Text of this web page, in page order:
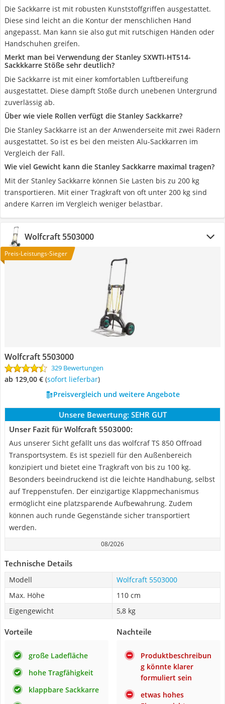
Die Sackkarre ist mit robusten Kunststoffgriffen ausgestattet.
Diese sind leicht an die Kontur der menschlichen Hand
angepasst. Man kann sie also gut mit rutschigen Händen oder
Handschuhen greifen.
Merkt man bei Verwendung der Stanley SXWTI-HT514-
Sackkkarre Stöße sehr deutlich?
Die Sackkarre ist mit einer komfortablen Luftbereifung
ausgestattet. Diese dämpft Stöße durch unebenen Untergrund
zuverlässig ab.
Über wie viele Rollen verfügt die Stanley Sackkarre?
Die Stanley Sackkarre ist an der Anwenderseite mit zwei Rädern
ausgestattet. So ist es bei den meisten Alu-Sackkarren im
Vergleich der Fall.
Wie viel Gewicht kann die Stanley Sackkarre maximal tragen?
Mit der Stanley Sackkarre können Sie Lasten bis zu 200 kg
transportieren. Mit einer Tragkraft von oft unter 200 kg sind
andere Karren im Vergleich weniger belastbar.
Wolfcraft 5503000
Preis-Leistungs-Sieger
Wolfcraft 5503000
329 Bewertungen
ab 129,00 € ( Sofort lieferbar)
Preisvergleich und weitere Angebote
Unsere Bewertung: SEHR GUT
Unser Fazit für Wolfcraft 5503000:
Aus unserer Sicht gefällt uns das wolfcraf TS 850 Offroad
Transportsystem. Es ist speziell für den Außenbereich
konzipiert und bietet eine Tragkraft von bis zu 100 kg.
Besonders beeindruckend ist die leichte Handhabung, selbst
auf Treppenstufen. Der einzigartige Klappmechanismus
ermöglicht eine platzsparende Aufbewahrung. Zudem
können auch runde Gegenstände sicher transportiert
werden.
08/2026
Technische Details
Modell
Wolfcraft 5503000
Max. Höhe
110 cm
Eigengewicht
5,8 kg
Vorteile
große Ladefläche
hohe Tragfähigkeit
klappbare Sackkarre
Nachteile
Produktbeschreibun
g könnte klarer
formuliert sein
etwas hohes